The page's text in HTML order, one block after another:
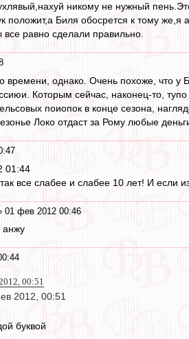
никому не нужный
положит,а Биля обосрется к тому
равно сделали правильно.
времени, однако. Очень похоже, что
Которым сейчас, наконец-то, тупо
поиопок в конце сезона,
Локо отдаст за Рому любые
01:44
все слабее и слабее 10 лет! И если
01 фев 2012 00:46
анжу
00:51
2012, 00:51
буквой